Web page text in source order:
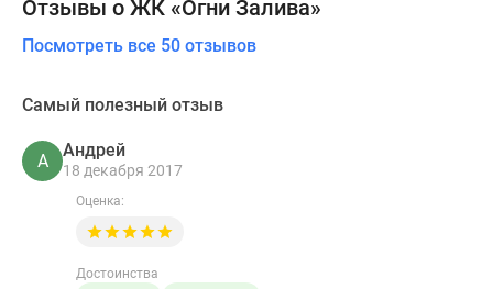
Отзывы о ЖК «Огни Залива»
Посмотреть все 50 отзывов
Самый полезный отзыв
А
Андрей
18 декабря 2017
Оценка:
Достоинства